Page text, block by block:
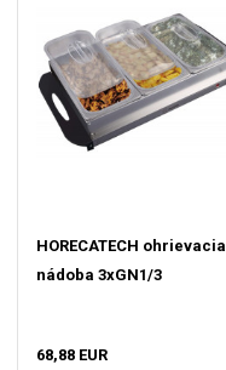
HORECATECH ohrievacia
nádoba 3xGN1/3
68,88 EUR